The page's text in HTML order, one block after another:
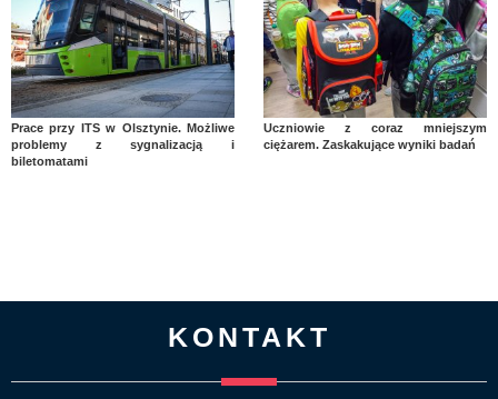
Prace przy ITS w Olsztynie. Możliwe
problemy z sygnalizacją i
biletomatami
Uczniowie z coraz mniejszym
ciężarem. Zaskakujące wyniki badań
KONTAKT